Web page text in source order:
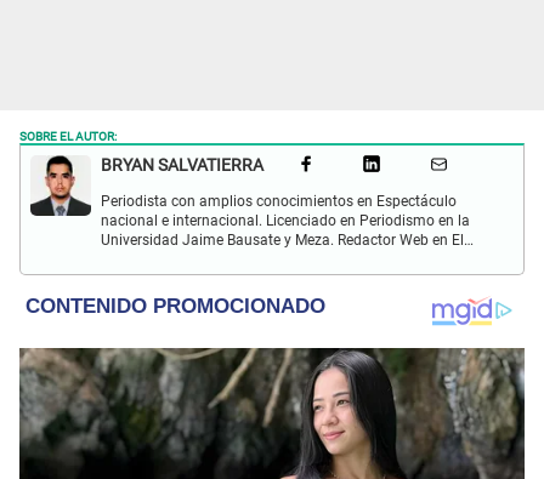
SOBRE EL AUTOR:
BRYAN SALVATIERRA
Periodista con amplios conocimientos en Espectáculo
nacional e internacional. Licenciado en Periodismo en la
Universidad Jaime Bausate y Meza. Redactor Web en El
películas, series, videojuegos y espectáculo.